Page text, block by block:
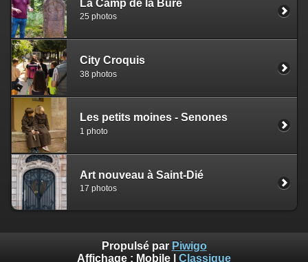
La Camp de la Bure
25 photos
City Croquis
38 photos
Les petits moines - Senones
1 photo
Art nouveau à Saint-Dié
17 photos
Propulsé par Piwigo
Affichage : Mobile Classique